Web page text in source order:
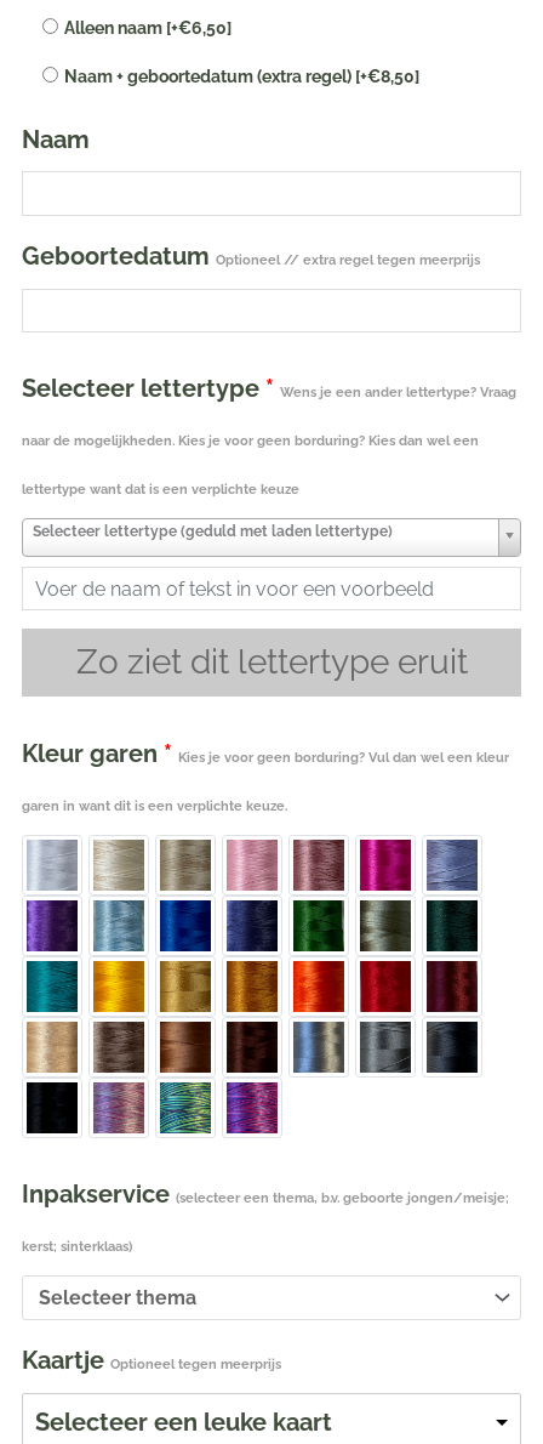
Alleen naam [+€6,50]
Naam + geboortedatum (extra regel) [+€8,50]
Naam
Geboortedatum Optioneel // extra regel tegen meerprijs
Selecteer lettertype * Wens je een ander lettertype? Vraag
naar de mogelijkheden. Kies je voor geen borduring? Kies dan wel een
lettertype want dat is een verplichte keuze
Selecteer lettertype (geduld met laden lettertype)
Zo ziet dit lettertype eruit
Kleur garen * Kies je voor geen borduring? Vul dan wel een kleur
garen in want dit is een verplichte keuze.
Inpakservice (selecteer een thema, b.v. geboorte jongen/meisje;
kerst; sinterklaas)
Kaartje Optioneel tegen meerprijs
Selecteer een leuke kaart
geborduurd
cm
oranje